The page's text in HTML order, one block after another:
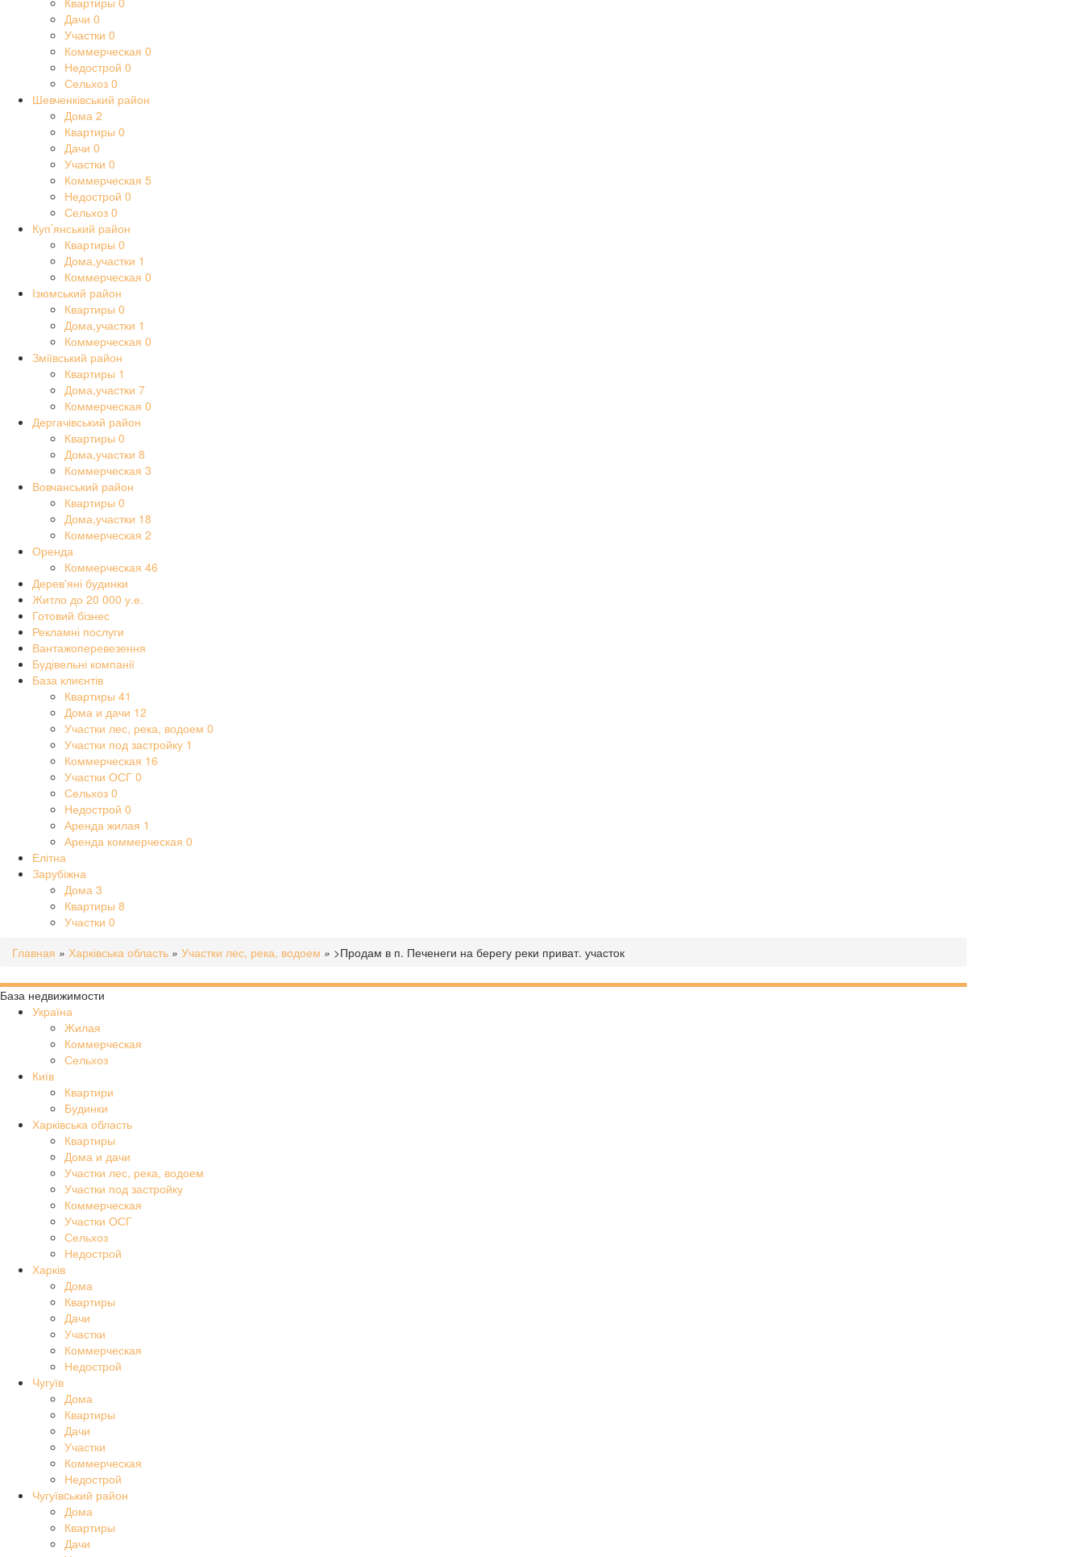
Дачи 0
Участки 0
Коммерческая 0
Недострой 0
Сельхоз 0
Шевченківський район
Дома 2
Квартиры 0
Дачи 0
Участки 0
Коммерческая 5
Недострой 0
Сельхоз 0
Куп’янський район
Квартиры 0
Дома,участки 1
Коммерческая 0
Ізюмський район
Квартиры 0
Дома,участки 1
Коммерческая 0
Зміївський район
Квартиры 1
Дома,участки 7
Коммерческая 0
Дергачівський район
Квартиры 0
Дома,участки 8
Коммерческая 3
Вовчанський район
Квартиры 0
Дома,участки 18
Коммерческая 2
Оренда
Коммерческая 46
Дерев'яні будинки
Житло до 20 000 у.е.
Готовий бізнес
Рекламні послуги
Вантажоперевезення
Будівельні компанії
База клиєнтів
Квартиры 41
Дома и дачи 12
Участки лес, река, водоем 0
Участки под застройку 1
Коммерческая 16
Участки ОСГ 0
Сельхоз 0
Недострой 0
Аренда жилая 1
Аренда коммерческая 0
Елітна
Зарубіжна
Дома 3
Квартиры 8
Участки 0
Главная » Харківська область » Участки лес, река, водоем » >Продам в п. Печенеги на берегу реки приват. участок
База недвижимости
Україна
Жилая
Коммерческая
Сельхоз
Київ
Квартири
Будинки
Харківська область
Квартиры
Дома и дачи
Участки лес, река, водоем
Участки под застройку
Коммерческая
Участки ОСГ
Сельхоз
Недострой
Харків
Дома
Квартиры
Дачи
Участки
Коммерческая
Недострой
Чугуїв
Дома
Квартиры
Дачи
Участки
Коммерческая
Недострой
Чугуївcький район
Дома
Квартиры
Дачи